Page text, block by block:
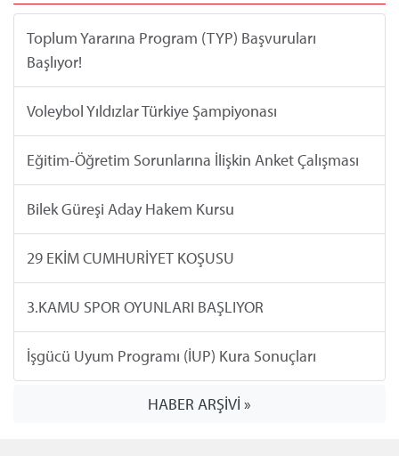
Toplum Yararına Program (TYP) Başvuruları
Başlıyor!
Voleybol Yıldızlar Türkiye Şampiyonası
Eğitim-Öğretim Sorunlarına İlişkin Anket Çalışması
Bilek Güreşi Aday Hakem Kursu
29 EKİM CUMHURİYET KOŞUSU
3.KAMU SPOR OYUNLARI BAŞLIYOR
İşgücü Uyum Programı (İUP) Kura Sonuçları
HABER ARŞİVİ »